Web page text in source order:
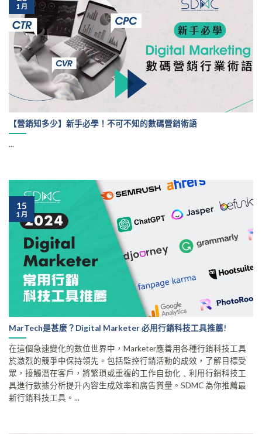
【營銷知多少】新手必學！不可不知的數碼營銷術語
...
1 月
MarTech是甚麼？Digital Marketer 必用行銷科技工具推薦!
在這個急速變化的數位世界中，Marketer應善用各種行銷科技工具
於激烈的競爭中保持領先。包括監控行銷活動的成效，了解目標受
眾，接觸潛在客戶，將繁瑣或重複的工作自動化﹑利用行銷科技工
具進行數據分析提升內容生成效率和廣告質量。SDMC 為你推薦最
新行銷科技工具。...
15
1 月